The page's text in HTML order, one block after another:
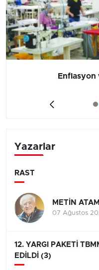
Yazarlar
RAST
METİN
07 Ağustos
12. YARGI PAKETİ
EDİLDİ (3)